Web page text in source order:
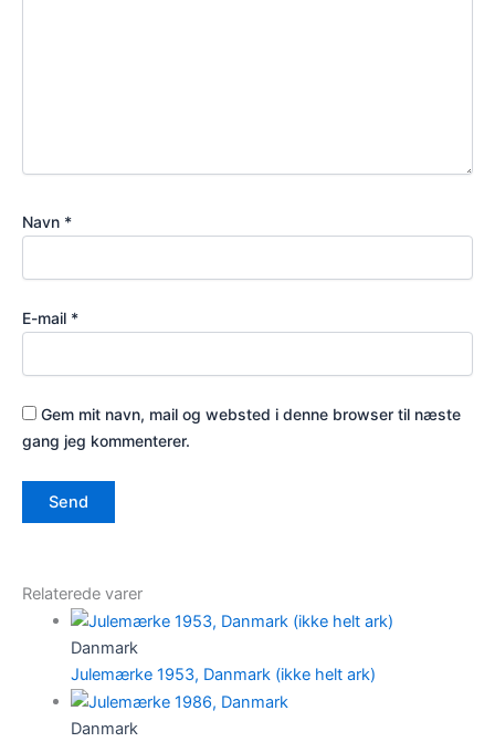
Navn *
E-mail *
Gem mit navn, mail og websted i denne browser til næste
gang jeg kommenterer.
Relaterede varer
Danmark
Julemærke 1953, Danmark (ikke helt ark)
Danmark